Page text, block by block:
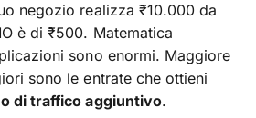
negozio realizza ₹10.000 da
è di ₹500. Matematica
sono enormi. Maggiore
sono le entrate che ottieni
di traffico aggiuntivo.